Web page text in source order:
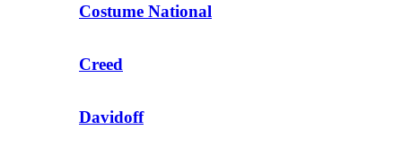
Costume National
Creed
Davidoff